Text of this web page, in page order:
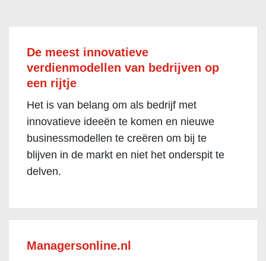
De meest innovatieve
verdienmodellen van bedrijven op
een rijtje
Het is van belang om als bedrijf met
innovatieve ideeën te komen en nieuwe
businessmodellen te creëren om bij te
blijven in de markt en niet het onderspit te
delven.
Managersonline.nl